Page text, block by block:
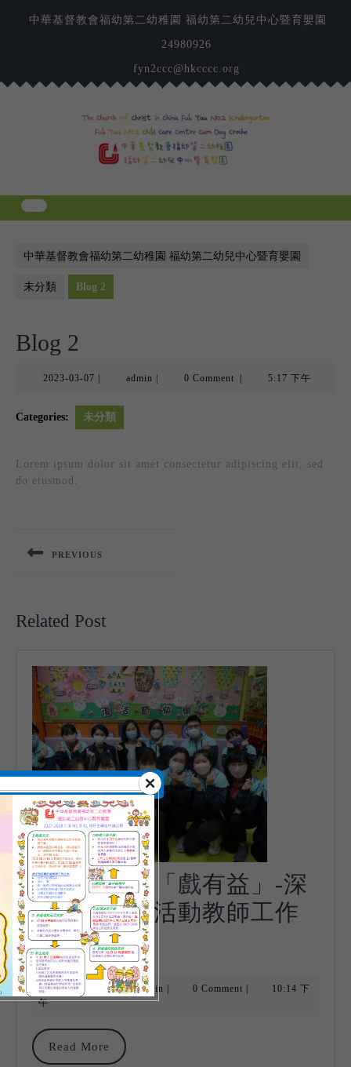
中華基督教會福幼第二幼稚園 福幼第二幼兒中心暨育嬰園
24980926
fyn2ccc@hkcccc.org
中華基督教會福幼第二幼稚園 福幼第二幼兒中心暨育嬰園
未分類 Blog 2
Blog 2
2023-03-07 2023-
07
admin admin 0 Comment 5:17 下午
Categories: 未分類
Lorem ipsum dolor sit amet consectetur adipiscing elit, sed
do eiusmod.
導
PREVIOUS
Related Post
2022.04.04 「戲有益」-深
耕活動延伸活動教師工作
坊2022.04.04
「戲
有
益」-
深
2022-04-112022-
04-
| admin admin 0 Comment
10:14 下
午
Read More
Read